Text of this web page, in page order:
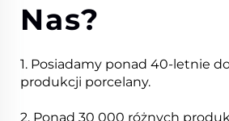
Nas?
1. Posiadamy ponad 40-letnie
produkcji porcelany.
2. Ponad 30 000 różnych